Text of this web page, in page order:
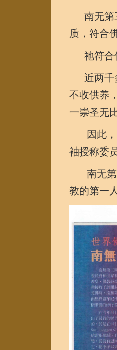
南无第
质，符合
祂符合
近两千
不收供养
一崇圣无
因此，
袖授称委
南无第
教的第一